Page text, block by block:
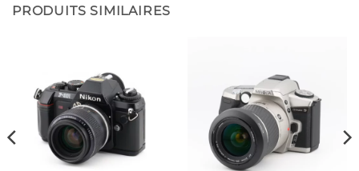
PRODUITS SIMILAIRES